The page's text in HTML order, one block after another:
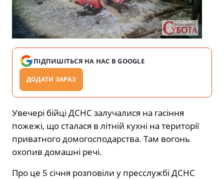
ПІДПИШІТЬСЯ НА НАС В GOOGLE
ДОДАТИ ЗАРАЗ
Увечері бійці ДСНС залучалися на гасіння
пожежі, що сталася в літній кухні на території
приватного домогосподарства. Там вогонь
охопив домашні речі.
Про це 5 січня розповіли у пресслужбі ДСНС